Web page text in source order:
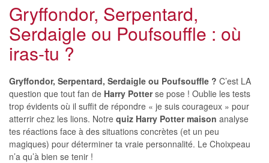
Gryffondor, Serpentard,
Serdaigle ou Poufsouffle : où
iras-tu ?
Gryffondor, Serpentard, Serdaigle ou Poufsouffle ? C’est LA
question que tout fan de Harry Potterse pose ! Oublie les tests
trop évidents où il suffit de répondre « je suis courageux » pour
atterrir chez les lions. Notre quiz Harry Potter maison analyse
tes réactions face à des situations concrètes (et un peu
magiques) pour déterminer ta vraie personnalité. Le Choixpeau
n’a qu’à bien se tenir !